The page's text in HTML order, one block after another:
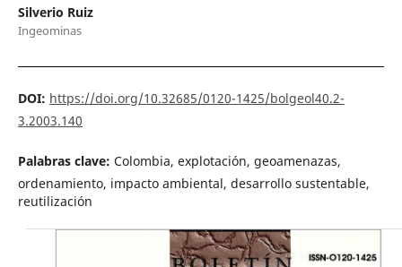
Silverio Ruiz
Ingeominas
DOI: https://doi.org/10.32685/0120-1425/bolgeol40.2-
3.2003.140
Palabras clave: Colombia, explotación, geoamenazas,
ordenamiento, impacto ambiental, desarrollo sustentable,
reutilización